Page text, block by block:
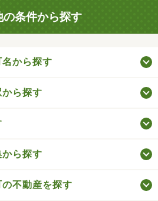
の条件から探す
から探す
ら探す
ら探す
不動産を探す